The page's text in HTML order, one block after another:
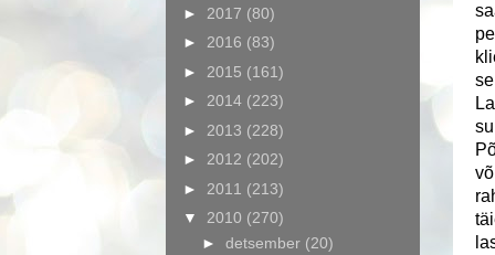
► 2017 (80)
► 2016 (83)
► 2015 (161)
► 2014 (223)
► 2013 (228)
► 2012 (202)
► 2011 (213)
▼ 2010 (270)
► detsember (20)